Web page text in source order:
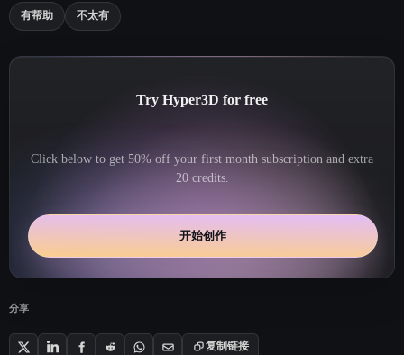
有帮助 不太有
Try Hyper3D for free
Click below to get 50% off your first month subscription and extra
20 credits.
开始创作
分享
复制链接